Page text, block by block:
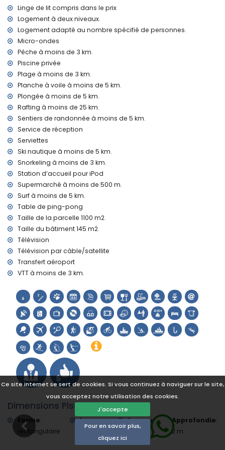
Ce site internet se sert de cookies. Si vous continuez à naviguer sur le site,
vous acceptez notre utilisation des cookies.
J'accepte
Pour en savoir plus,
cliquez ici
Installations et services avec supplément
service aéroport
lit supplémentaire et lits/berceaux pour enfants (sur
demande)
Divertissements et activités de loisirs pour vos vacances à
Jávea, Costa Blanca
cinéma, théâtre, bar, et promenade (Arenal Jávea) (à
Lieux d'intérêt et culture à Jávea, Costa Blanca
musée (Histórico de Jávea), ruine (Molinos de Viento,
Jávea), et bâtiment architectural (Histórico de Jávea) (à
moins de 5 kilomètres de l'hébergement)
église (Virgen de Loreto, Puerto, Jávea), monument (Pueblo
de Jávea, Jávea) et lieu historique (Pueblo de Jávea) (à
moins de 10 kilomètres de l'hébergement)
château (Portal de la Vila et Dénia) (à moins de 25
kilomètres de l'hébergement)
Sports
cyclisme (à moins de 1000 mètres de la villa)
tennis, randonnée, VTT, canoë, kayak, pêche, plongée,
snorkeling, surf, planche à voile et ski nautique (à moins de
5 kilomètres de la villa)
golf (Golf de Jávea) et équitation (à moins de 10 kilomètres
de la villa)
rafting (à moins de 25 kilomètres de la villa)
Linge de lit compris dans le prix
Logement à deux niveaux.
Logement adapté au nombre spécifié de personnes.
Micro-ondes
Pêche à moins de 3 km.
Piscine privée
Plage à moins de 3 km.
Planche à voile à moins de 5 km.
Plongée à moins de 5 km.
Rafting à moins de 25 km.
Sentiers de randonnée à moins de 5 km.
Service de réception
Serviettes
Ski nautique à moins de 5 km.
Snorkeling à moins de 3 km.
Station d’accueil pour iPod
Supermarché à moins de 500 m.
Surf à moins de 5 km.
Table de ping-pong
Taille de la parcelle 1100 m2.
Taille du bâtiment 145 m2.
Télévision
Télévision par câble/satellite
Transfert aéroport
VTT à moins de 3 km.
Dimensions Piscine
Forme:
rectangulaire
Longueur:
Largeur:
4 m.
Approfondie:
2 m.